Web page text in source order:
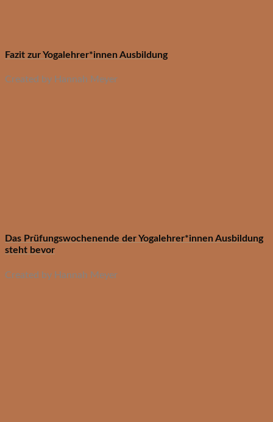
Fazit zur Yogalehrer*innen Ausbildung
Created by Hannah Meyer
Das Prüfungswochenende der Yogalehrer*innen Ausbildung
steht bevor
Created by Hannah Meyer